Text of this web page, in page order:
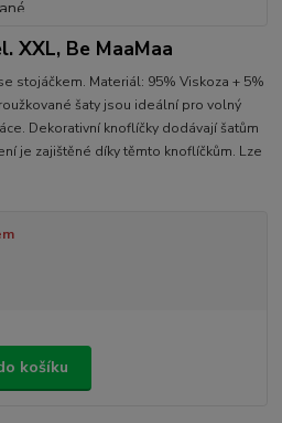
XXL, Be MaaMaa
stojáčkem. Materiál: 95% Viskoza + 5%
šaty jsou ideální pro volný
Dekorativní knoflíčky dodávají šatům
je zajištěné díky těmto knoflíčkům. Lze
košíku